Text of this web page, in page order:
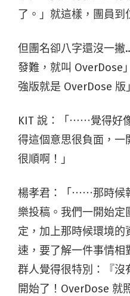
了。」就這樣，團員到
但團名卻八字還沒一
發難，就叫 OverDose
強版就是 OverDose 版
KIT 說：「⋯⋯覺得好
得這個意思很負面，一
很順啊！」
楊孝君：「⋯⋯那時候
樂投稿。我們一開始
定，加上那時候環境
速，要了解一件事情相
群人覺得很特別：『沒
開始了！OverDose 就